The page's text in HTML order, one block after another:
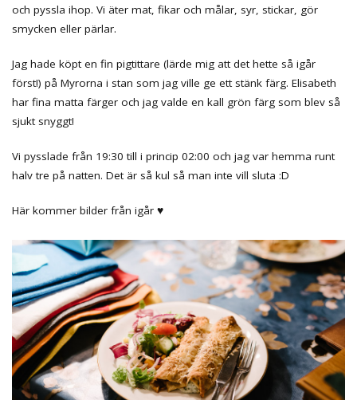
och pyssla ihop. Vi äter mat, fikar och målar, syr, stickar, gör
smycken eller pärlar.
Jag hade köpt en fin pigtittare (lärde mig att det hette så igår
först!) på Myrorna i stan som jag ville ge ett stänk färg. Elisabeth
har fina matta färger och jag valde en kall grön färg som blev så
sjukt snyggt!
Vi pysslade från 19:30 till i princip 02:00 och jag var hemma runt
halv tre på natten. Det är så kul så man inte vill sluta :D
Här kommer bilder från igår ♥